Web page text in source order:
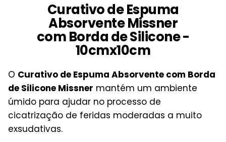
Curativo de Espuma
Absorvente Missner
com Borda de Silicone -
10cmx10cm
O Curativo de Espuma Absorvente com Borda
de Silicone Missner mantém um ambiente
úmido para ajudar no processo de
cicatrização de feridas moderadas a muito
exsudativas.